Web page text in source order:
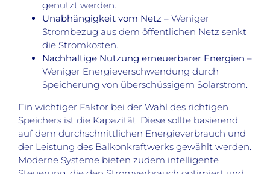
genutzt werden.
Unabhängigkeit vom Netz – Weniger
Strombezug aus dem öffentlichen Netz senkt
die Stromkosten.
Nachhaltige Nutzung erneuerbarer Energien –
Weniger Energieverschwendung durch
Speicherung von überschüssigem Solarstrom.
Ein wichtiger Faktor bei der Wahl des richtigen
Speichers ist die Kapazität. Diese sollte basierend
auf dem durchschnittlichen Energieverbrauch und
der Leistung des Balkonkraftwerks gewählt werden.
Moderne Systeme bieten zudem intelligente